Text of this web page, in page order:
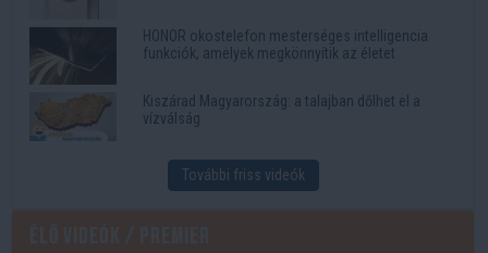
HONOR okostelefon mesterséges intelligencia
funkciók, amelyek megkönnyítik az életet
Kiszárad Magyarország: a talajban dőlhet el a
vízválság
További friss videók